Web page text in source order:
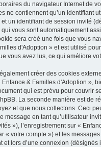
du navigateur Internet de
ne contiennent qu’un identifiant
un identifiant de session invité
vous sont automatiquement
sera créé une fois que vous
d'Adoption » et est utilisé
vous avez lus, ce qui améliore
créer des cookies
& Familles d'Adoption »,
qui est prévu pour couvrir
La seconde manière est de
et que nous collectons. Ceci
message en tant qu’utilisateur
»), l’enregistrement sur «
« votre compte ») et les
et lors d’une connexion